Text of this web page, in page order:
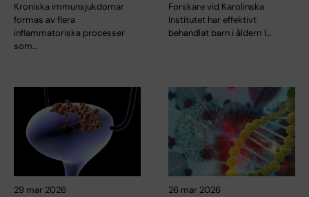
Kroniska immunsjukdomar
formas av flera
inflammatoriska processer
som…
Forskare vid Karolinska
Institutet har effektivt
behandlat barn i åldern 1…
29 mar 2026 26 mar 2026